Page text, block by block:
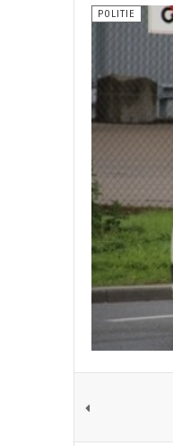
POLITIE